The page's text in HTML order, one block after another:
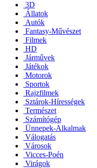
3D
Állatok
Autók
Fantasy-Művészet
Filmek
HD
Járművek
Játékok
Motorok
Sportok
Rajzfilmek
Sztárok-Hírességek
Természet
Számítógép
Ünnepek-Alkalmak
Válogatás
Városok
Vicces-Poén
Virágok